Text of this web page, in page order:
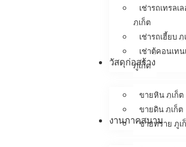
เช่ารถเทรลเ
ภูเก็ต
เช่ารถเฮี้ยบ ภู
เช่าตู้คอนเท
ภูเก็ต
วัสดุก่อสร้าง
ขายหิน ภูเก็ต
ขายดิน ภูเก็ต
ขายทราย ภูเ
งานภาคสนาม